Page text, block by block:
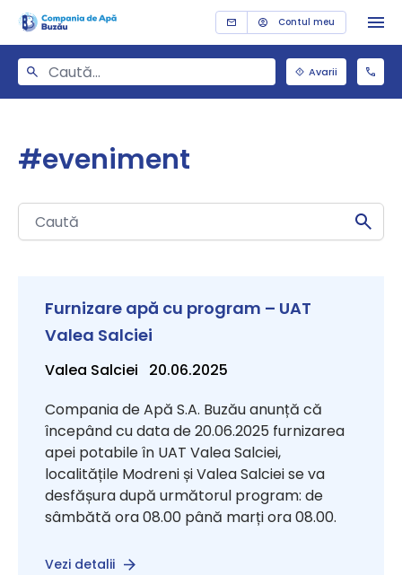
Contul meu
Avarii
#eveniment
Furnizare apă cu program – UAT
Valea Salciei
Valea Salciei 20.06.2025
Compania de Apă S.A. Buzău anunță că
începând cu data de 20.06.2025 furnizarea
apei potabile în UAT Valea Salciei,
localitățile Modreni și Valea Salciei se va
desfășura după următorul program: de
sâmbătă ora 08.00 până marți ora 08.00.
Vezi detalii